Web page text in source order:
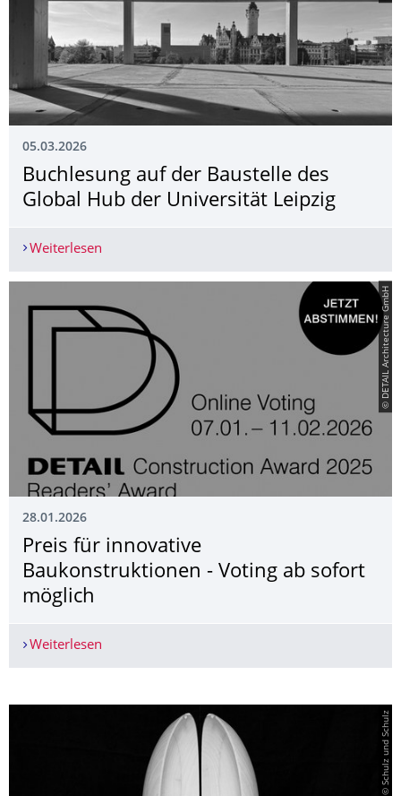
05.03.2026
Buchlesung auf der Baustelle des
Global Hub der Universität Leipzig
Weiterlesen
© DETAIL Architecture GmbH
28.01.2026
Preis für innovative
Baukonstruktionen - Voting ab sofort
möglich
Weiterlesen
© Schulz und Schulz